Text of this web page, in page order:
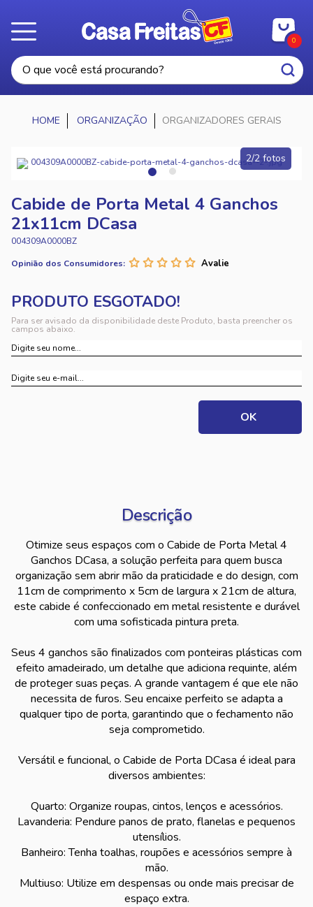
0
ORGANIZAÇÃO ORGANIZADORES GERAIS
2/2 fotos
Cabide de Porta Metal 4 Ganchos
21x11cm DCasa
004309A0000BZ
Opinião dos Consumidores:
Para ser avisado da disponibilidade deste Produto, basta preencher os
campos abaixo.
Descrição
Otimize seus espaços com o Cabide de Porta Metal 4
Ganchos DCasa, a solução perfeita para quem busca
organização sem abrir mão da praticidade e do design, com
11cm de comprimento x 5cm de largura x 21cm de altura,
este cabide é confeccionado em metal resistente e durável
com uma sofisticada pintura preta.
Seus 4 ganchos são finalizados com ponteiras plásticas com
efeito amadeirado, um detalhe que adiciona requinte, além
de proteger suas peças. A grande vantagem é que ele não
necessita de furos. Seu encaixe perfeito se adapta a
qualquer tipo de porta, garantindo que o fechamento não
seja comprometido.
Versátil e funcional, o Cabide de Porta DCasa é ideal para
diversos ambientes:
Quarto: Organize roupas, cintos, lenços e acessórios.
Lavanderia: Pendure panos de prato, flanelas e pequenos
utensílios.
Banheiro: Tenha toalhas, roupões e acessórios sempre à
mão.
Multiuso: Utilize em despensas ou onde mais precisar de
espaço extra.